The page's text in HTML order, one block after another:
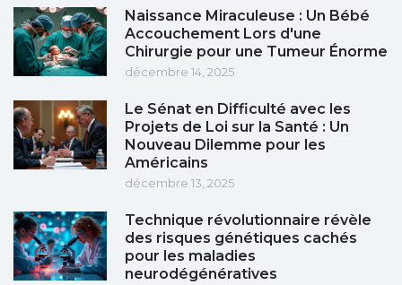
Naissance Miraculeuse : Un Bébé
Accouchement Lors d'une
Chirurgie pour une Tumeur Énorme
décembre 14, 2025
Le Sénat en Difficulté avec les
Projets de Loi sur la Santé : Un
Nouveau Dilemme pour les
Américains
décembre 13, 2025
Technique révolutionnaire révèle
des risques génétiques cachés
pour les maladies
neurodégénératives